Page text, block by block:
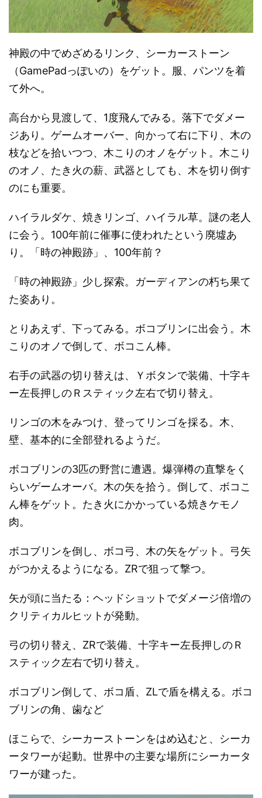
神殿の中でめざめるリンク、シーカーストーン
（GamePadっぽいの）をゲット。服、パンツを着
て外へ。
高台から見渡して、1度飛んでみる。落下でダメー
ジあり。ゲームオーバー、向かって右に下り、木の
枝などを拾いつつ、木こりのオノをゲット。木こり
のオノ、たき火の薪、武器としても、木を切り倒す
のにも重要。
ハイラルダケ、焼きリンゴ、ハイラル草。謎の老人
に会う。100年前に催事に使われたという廃墟あ
り。「時の神殿跡」、100年前？
「時の神殿跡」少し探索。ガーディアンの朽ち果て
た姿あり。
とりあえず、下ってみる。ボコブリンに出会う。木
こりのオノで倒して、ボコこん棒。
右手の武器の切り替えは、Ｙボタンで装備、十字キ
ー左長押しのＲスティック左右で切り替え。
リンゴの木をみつけ、登ってリンゴを採る。木、
壁、基本的に全部登れるようだ。
ボコブリンの3匹の野営に遭遇。爆弾樽の直撃をく
らいゲームオーバ。木の矢を拾う。倒して、ボコこ
ん棒をゲット。たき火にかかっている焼きケモノ
肉。
ボコブリンを倒し、ボコ弓、木の矢をゲット。弓矢
がつかえるようになる。ZRで狙って撃つ。
矢が頭に当たる：ヘッドショットでダメージ倍増の
クリティカルヒットが発動。
弓の切り替え、ZRで装備、十字キー左長押しのＲ
スティック左右で切り替え。
ボコブリン倒して、ボコ盾、ZLで盾を構える。ボコ
ブリンの角、歯など
ほこらで、シーカーストーンをはめ込むと、シーカ
ータワーが起動。世界中の主要な場所にシーカータ
ワーが建った。